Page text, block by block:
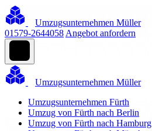
Umzugsunternehmen Müller
01579-2644058 Angebot anfordern
Umzugsunternehmen Müller
Umzugsunternehmen Fürth
Umzug von Fürth nach Berlin
Umzug von Fürth nach Hamburg